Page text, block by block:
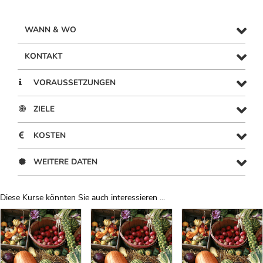
WANN & WO
KONTAKT
VORAUSSETZUNGEN
ZIELE
KOSTEN
WEITERE DATEN
Diese Kurse könnten Sie auch interessieren ...
Uber Weiterbildungsvorschläge